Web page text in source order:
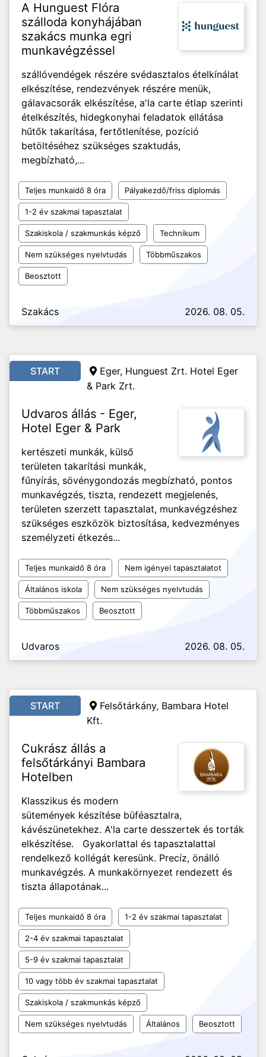
A Hunguest Flóra
szálloda konyhájában
szakács munka egri
munkavégzéssel
szállóvendégek részére svédasztalos ételkínálat
elkészítése, rendezvények részére menük,
gálavacsorák elkészítése, a'la carte étlap szerinti
ételkészítés, hidegkonyhai feladatok ellátása
hűtők takarítása, fertőtlenítése, pozíció
betöltéséhez szükséges szaktudás,
megbízható,...
Teljes munkaidő 8 óra Pályakezdő/friss diplomás
1-2 év szakmai tapasztalat
Szakiskola / szakmunkás képző Technikum
Nem szükséges nyelvtudás Többműszakos
Beosztott
Szakács 2026. 08. 05.
START
Eger, Hunguest Zrt. Hotel Eger
& Park Zrt.
Udvaros állás - Eger,
Hotel Eger & Park
kertészeti munkák, külső
területen takarítási munkák,
fűnyírás, sövénygondozás megbízható, pontos
munkavégzés, tiszta, rendezett megjelenés,
területen szerzett tapasztalat, munkavégzéshez
szükséges eszközök biztosítása, kedvezményes
személyzeti étkezés...
Teljes munkaidő 8 óra Nem igényel tapasztalatot
Általános iskola Nem szükséges nyelvtudás
Többműszakos Beosztott
Udvaros 2026. 08. 05.
START
Felsőtárkány, Bambara Hotel
Kft.
Cukrász állás a
felsőtárkányi Bambara
Hotelben
Klasszikus és modern
sütemények készítése büféasztalra,
kávészünetekhez. A'la carte desszertek és torták
elkészítése. Gyakorlattal és tapasztalattal
rendelkező kollégát keresünk. Precíz, önálló
munkavégzés. A munkakörnyezet rendezett és
tiszta állapotának...
Teljes munkaidő 8 óra 1-2 év szakmai tapasztalat
2-4 év szakmai tapasztalat
5-9 év szakmai tapasztalat
10 vagy több év szakmai tapasztalat
Szakiskola / szakmunkás képző
Nem szükséges nyelvtudás Általános Beosztott